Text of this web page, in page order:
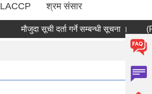
LACCP श्रम संसार
मौजुदा सूची दर्ता गर्ने सम्बन्धी सूचना ।